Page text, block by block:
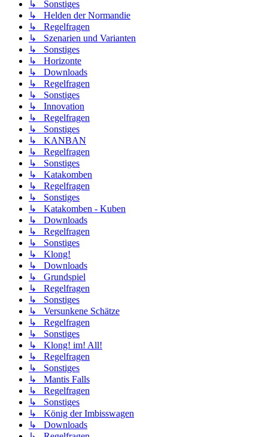
↳ Sonstiges
↳ Helden der Normandie
↳ Regelfragen
↳ Szenarien und Varianten
↳ Sonstiges
↳ Horizonte
↳ Downloads
↳ Regelfragen
↳ Sonstiges
↳ Innovation
↳ Regelfragen
↳ Sonstiges
↳ KANBAN
↳ Regelfragen
↳ Sonstiges
↳ Katakomben
↳ Regelfragen
↳ Sonstiges
↳ Katakomben - Kuben
↳ Downloads
↳ Regelfragen
↳ Sonstiges
↳ Klong!
↳ Downloads
↳ Grundspiel
↳ Regelfragen
↳ Sonstiges
↳ Versunkene Schätze
↳ Regelfragen
↳ Sonstiges
↳ Klong! im! All!
↳ Regelfragen
↳ Sonstiges
↳ Mantis Falls
↳ Regelfragen
↳ Sonstiges
↳ König der Imbisswagen
↳ Downloads